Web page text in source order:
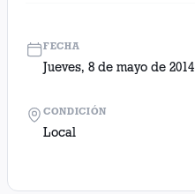
FECHA
Jueves, 8 de mayo de 2014
CONDICIÓN
Local